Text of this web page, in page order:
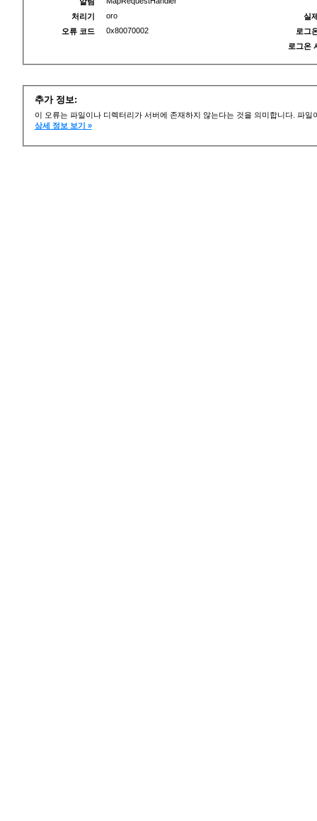
처리기
oro
오류 코드
0x80070002
실
로그
로그온
추가 정보:
이 오류는 파일이나 디렉터리가 서버에 존재하지 않는다는 것을 의미합니다. 파
상세 정보 보기 »